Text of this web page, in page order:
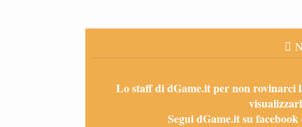
Lo staff di dGame.it per non rovinarci
Segui dGame.it su